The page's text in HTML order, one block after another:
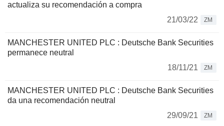
actualiza su recomendación a compra
21/03/22
ZM
MANCHESTER UNITED PLC : Deutsche Bank Securities
permanece neutral
18/11/21
ZM
MANCHESTER UNITED PLC : Deutsche Bank Securities
da una recomendación neutral
29/09/21
ZM